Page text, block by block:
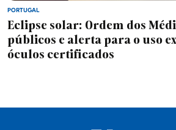
PORTUGAL
Eclipse solar: Ordem dos
públicos e alerta para o uso
óculos certificados